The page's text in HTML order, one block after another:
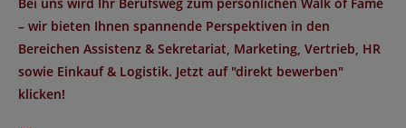
– wir bieten Ihnen spannende Perspektiven in den
Bereichen Assistenz & Sekretariat, Marketing, Vertrieb, HR
sowie Einkauf & Logistik. Jetzt auf "direkt bewerben"
klicken!